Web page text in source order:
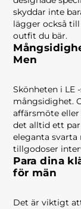
skyddar inte
lägger också
outfit du bär.
Men
Skönheten i LE
mångsidighet.
affärsmöte
det alltid ett
eleganta
tillgodoser
Para dina
för män
Det är viktigt